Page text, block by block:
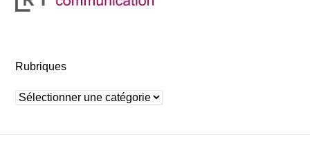
Rubriques
Rubriques